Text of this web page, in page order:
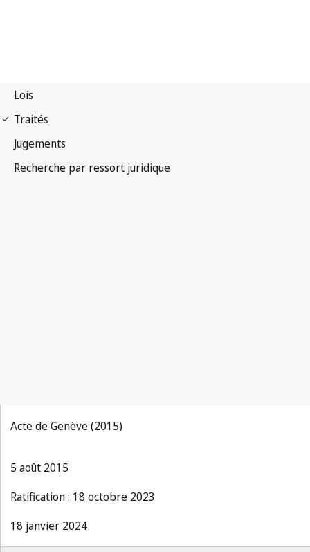
Acte de Genève (2015)
5 août 2015
Ratification : 18 octobre 2023
18 janvier 2024